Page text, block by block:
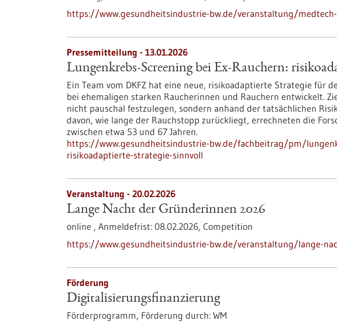
https://www.gesundheitsindustrie-bw.de/veranstaltung/
Pressemitteilung - 13.01.2026
Lungenkrebs-Screening bei Ex-Rauchern:
Ein Team vom DKFZ hat eine neue, risikoadaptierte Strategie für
bei ehemaligen starken Raucherinnen und Rauchern entwickelt.
nicht pauschal festzulegen, sondern anhand der tatsächlichen
davon, wie lange der Rauchstopp zurückliegt, errechneten die
zwischen etwa 53 und 67 Jahren.
https://www.gesundheitsindustrie-bw.de/fachbeitrag/pm/
risikoadaptierte-strategie-sinnvoll
Veranstaltung - 20.02.2026
Lange Nacht der Gründerinnen 2026
online , Anmeldefrist: 08.02.2026, Competition
https://www.gesundheitsindustrie-bw.de/veranstaltung/lange-
Förderung
Digitalisierungs­finanzierung
Förderprogramm, Förderung durch: WM